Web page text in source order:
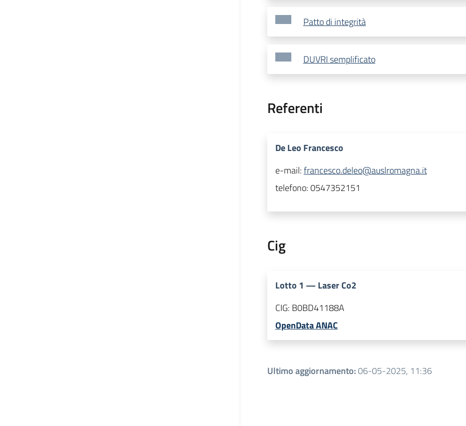
Patto di integrità
DUVRI semplificato
Referenti
De Leo Francesco
e-mail:francesco.deleo@auslromagna.it
telefono:0547352151
Cig
Lotto 1 — Laser Co2
CIG: B0BD41188A
OpenData ANAC
Ultimo aggiornamento:06-05-2025, 11:36